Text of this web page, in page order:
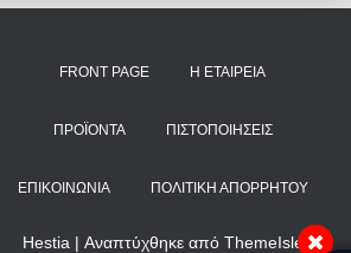
FRONT PAGE Η ΕΤΑΙΡΕΊΑ
ΠΡΟΪΌΝΤΑ ΠΙΣΤΟΠΟΙΉΣΕΙΣ
ΕΠΙΚΟΙΝΩΝΊΑ ΠΟΛΙΤΙΚΉ ΑΠΟΡΡΉΤΟΥ
Hestia | Αναπτύχθηκε από ThemeIsle